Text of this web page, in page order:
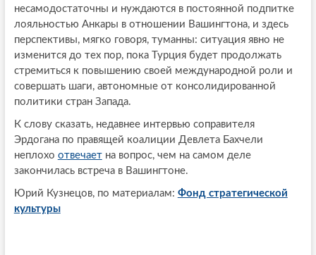
несамодостаточны и нуждаются в постоянной подпитке
лояльностью Анкары в отношении Вашингтона, и здесь
перспективы, мягко говоря, туманны: ситуация явно не
изменится до тех пор, пока Турция будет продолжать
стремиться к повышению своей международной роли и
совершать шаги, автономные от консолидированной
политики стран Запада.
К слову сказать, недавнее интервью соправителя
Эрдогана по правящей коалиции Девлета Бахчели
неплохо отвечаетна вопрос, чем на самом деле
закончилась встреча в Вашингтоне.
Юрий Кузнецов, по материалам: Фонд стратегической
культуры